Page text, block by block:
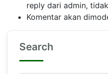
reply dari admin,
Komentar akan
Search